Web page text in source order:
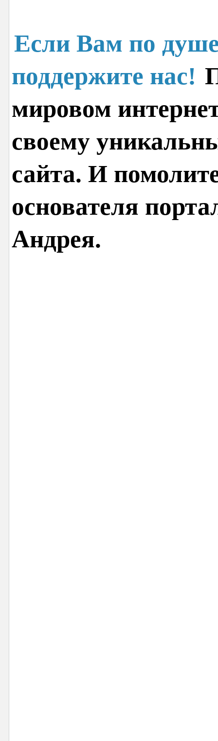
Если Вам по
поддержите нас!
мировом
своему
сайта. И
основателя
Андрея.